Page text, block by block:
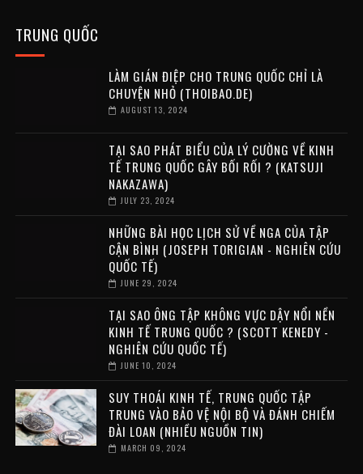
TRUNG QUỐC
LÀM GIÁN ĐIỆP CHO TRUNG QUỐC CHỈ LÀ
CHUYỆN NHỎ (THOIBAO.DE)
AUGUST 13, 2024
TẠI SAO PHÁT BIỂU CỦA LÝ CƯỜNG VỀ KINH
TẾ TRUNG QUỐC GÂY BỐI RỐI ? (KATSUJI
NAKAZAWA)
JULY 23, 2024
NHỮNG BÀI HỌC LỊCH SỬ VỀ NGA CỦA TẬP
CẬN BÌNH (JOSEPH TORIGIAN - NGHIÊN CỨU
QUỐC TẾ)
JUNE 29, 2024
TẠI SAO ÔNG TẬP KHÔNG VỰC DẬY NỔI NỀN
KINH TẾ TRUNG QUỐC ? (SCOTT KENEDY -
NGHIÊN CỨU QUỐC TẾ)
JUNE 10, 2024
SUY THOÁI KINH TẾ, TRUNG QUỐC TẬP
TRUNG VÀO BẢO VỆ NỘI BỘ VÀ ĐÁNH CHIẾM
ĐÀI LOAN (NHIỀU NGUỒN TIN)
MARCH 09, 2024